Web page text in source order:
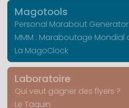
Magotools
Personal Marabout Generator
MMM : Maraboutage
La MagoClock
Laboratoire
Qui veut gagner des flyers ?
Le Taquin